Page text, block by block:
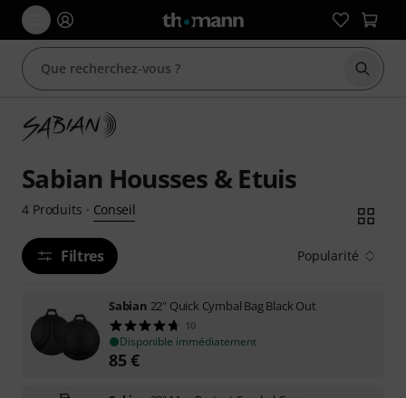
Sabian Housses & Etuis
4 Produits · Conseil
Filtres Popularité
Sabian 22" Quick Cymbal Bag Black Out
10
Disponible immédiatement
85€